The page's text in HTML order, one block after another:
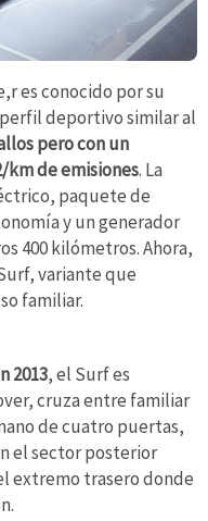
es conocido por su
deportivo similar al
pero con un
km de emisiones. La
paquete de
y un generador
400 kilómetros. Ahora,
variante que
familiar.
2013, el Surf es
cruza entre familiar
de cuatro puertas,
el sector posterior
extremo trasero donde